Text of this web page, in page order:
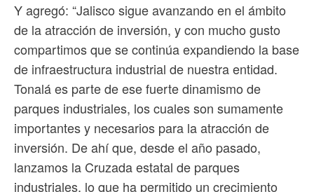
Y agregó: “Jalisco sigue avanzando en el ámbito
de la atracción de inversión, y con mucho gusto
compartimos que se continúa expandiendo la base
de infraestructura industrial de nuestra entidad.
Tonalá es parte de ese fuerte dinamismo de
parques industriales, los cuales son sumamente
importantes y necesarios para la atracción de
inversión. De ahí que, desde el año pasado,
lanzamos la Cruzada estatal de parques
industriales, lo que ha permitido un crecimiento